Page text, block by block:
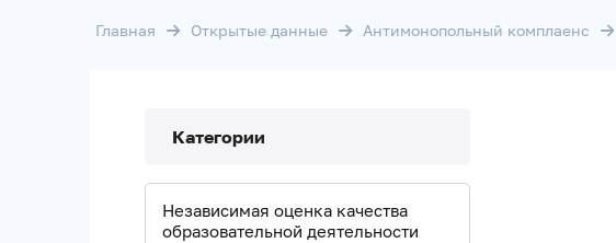
Главная Открытые данные Антимонопольный комплаенс
Категории
Независимая оценка качества
образовательной деятельности